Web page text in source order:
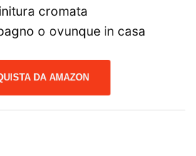
cromata
o ovunque in casa
DA AMAZON